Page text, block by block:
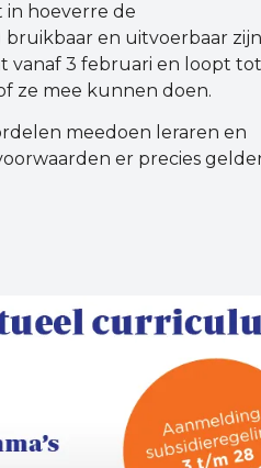
hoeverre de
en uitvoerbaar
vanaf 3 februari en loopt
ze mee kunnen doen.
meedoen leraren en
er precies